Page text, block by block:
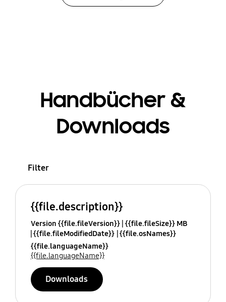
Handbücher &
Downloads
Filter
{{file.description}}
Version {{file.fileVersion}} {{file.fileSize}} MB
{{file.fileModifiedDate}} {{file.osNames}}
{{file.languageName}}
{{file.languageName}}
Downloads